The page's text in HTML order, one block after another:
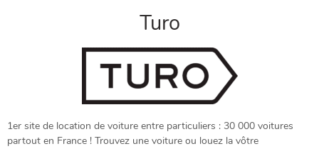
Turo
1er site de location de voiture entre particuliers : 30 000 voitures
partout en France ! Trouvez une voiture ou louez la vôtre